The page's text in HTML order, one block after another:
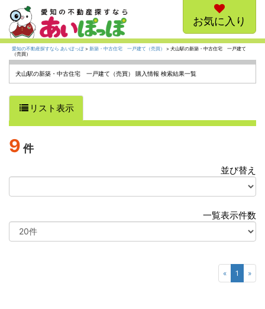
お気に入り
愛知の不動産探すなら あいぽっぽ> 新築・中古住宅 一戸建て（売買）
> 犬山駅の新築・中古住宅 一戸建て
（売買）
犬山駅の新築・中古住宅 一戸建て（売買） 購入情報 検索結果一覧
リスト表示
9 件
並び替え
一覧表示件数
« 1 »